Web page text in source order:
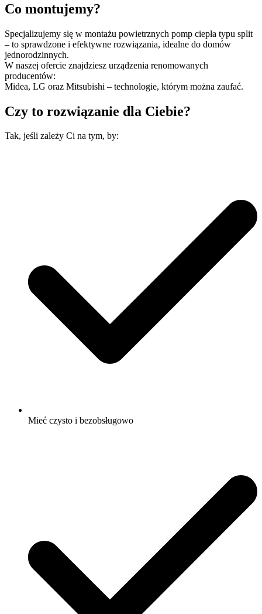
Co montujemy?
Specjalizujemy się w montażu powietrznych pomp ciepła typu split
– to sprawdzone i efektywne rozwiązania, idealne do domów
jednorodzinnych.
W naszej ofercie znajdziesz urządzenia renomowanych
producentów:
Midea, LG oraz Mitsubishi – technologie, którym można zaufać.
Czy to rozwiązanie dla Ciebie?
Tak, jeśli zależy Ci na tym, by:
Mieć czysto i bezobsługowo